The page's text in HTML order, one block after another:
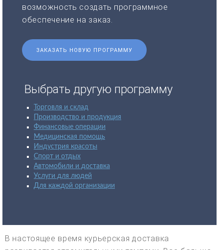
возможность создать программное
обеспечение на заказ.
ЗАКАЗАТЬ НОВУЮ ПРОГРАММУ
Выбрать другую программу
Торговля и склад
Производство и продукция
Финансовые операции
Медицинская помощь
Индустрия красоты
Спорт и отдых
Автомобили и доставка
Услуги для людей
Для каждой организации
В настоящее время курьерская доставка